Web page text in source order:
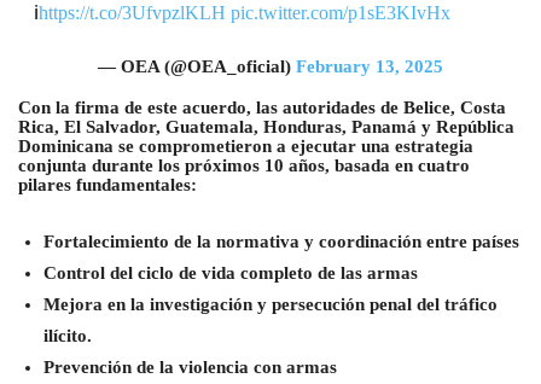
ℹ️https://t.co/3UfvpzlKLH pic.twitter.com/p1sE3KIvHx
— OEA (@OEA_oficial) February 13, 2025
Con la firma de este acuerdo, las autoridades de Belice, Costa
Rica, El Salvador, Guatemala, Honduras, Panamá y República
Dominicana se comprometieron a ejecutar una estrategia
conjunta durante los próximos 10 años, basada en cuatro
pilares fundamentales:
Fortalecimiento de la normativa y coordinación entre países
Control del ciclo de vida completo de las armas
Mejora en la investigación y persecución penal del tráfico
ilícito.
Prevención de la violencia con armas